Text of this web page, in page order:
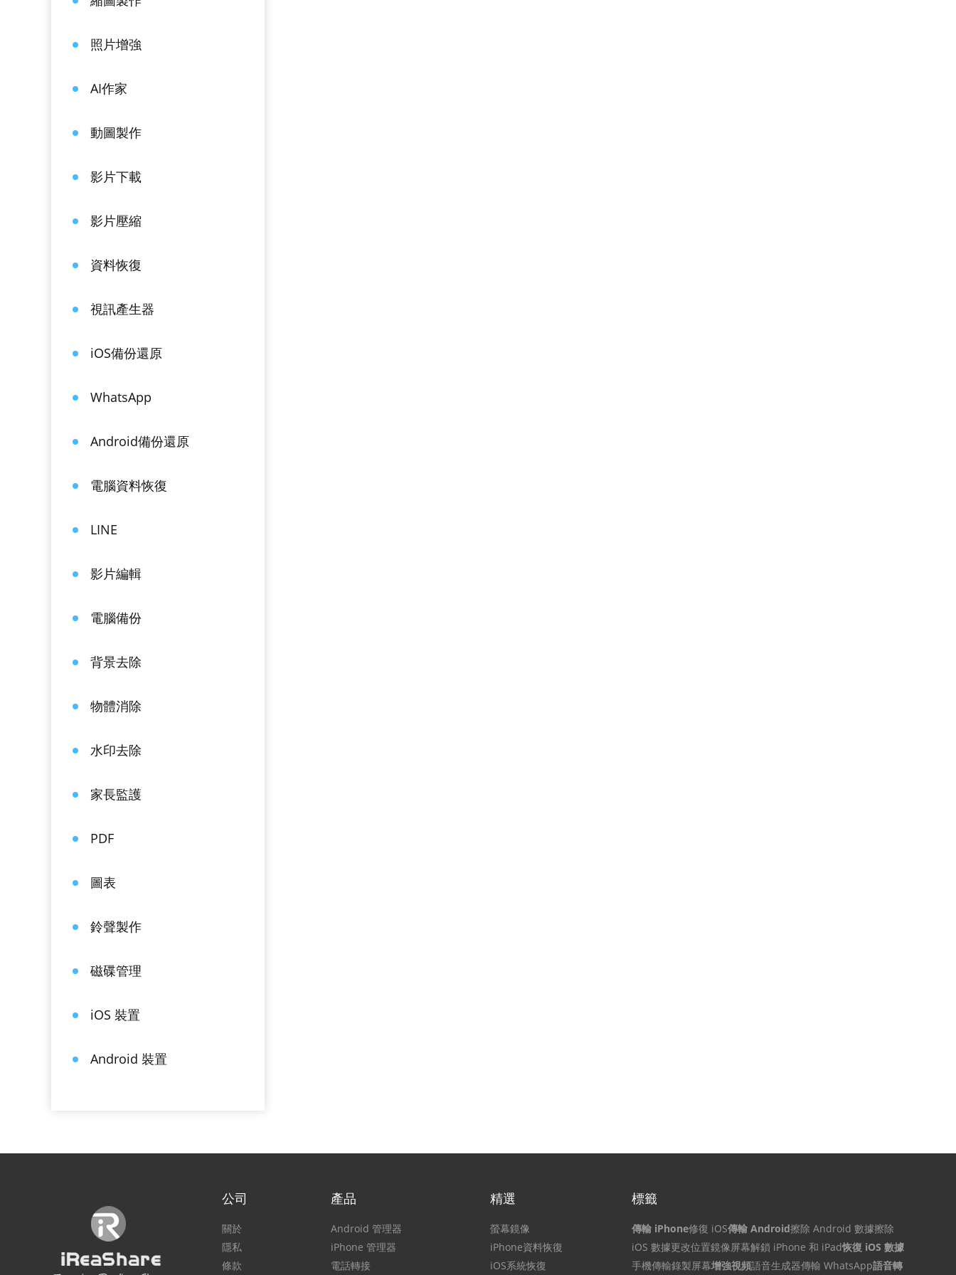
照片增強
AI作家
動圖製作
影片下載
影片壓縮
資料恢復
視訊產生器
iOS備份還原
WhatsApp
Android備份還原
電腦資料恢復
LINE
影片編輯
電腦備份
背景去除
物體消除
水印去除
家長監護
PDF
圖表
鈴聲製作
磁碟管理
iOS 裝置
Android 裝置
公司
關於
隱私
條款
產品
Android 管理器
iPhone 管理器
電話轉接
精選
螢幕鏡像
iPhone資料恢復
iOS系統恢復
標籤
傳輸 iPhone修復 iOS傳輸 Android擦除 Android 數據擦除
iOS 數據更改位置鏡像屏幕解鎖 iPhone 和 iPad恢復 iOS 數據
手機傳輸錄製屏幕增強視頻語音生成器傳輸 WhatsApp語音轉